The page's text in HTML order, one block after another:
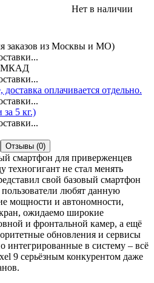
Нет в наличии
заказов из Москвы и МО)
МКАД
оплачивается отдельно.
5 кг.)
Отзывы (0)
смартфон для приверженцев
техногигант не стал менять
свой базовый смартфон
пользователи любят данную
мощности и автономности,
ожидаемо широкие
и фронтальной камер, а ещё
обновления и сервисы
интегрированные в систему – всё
9 серьёзным конкурентом даже